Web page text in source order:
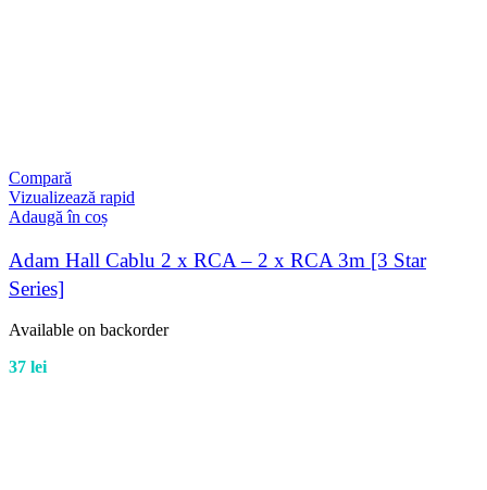
Compară
Vizualizează rapid
Adaugă în coș
Adam Hall Cablu 2 x RCA – 2 x RCA 3m [3 Star
Series]
Available on backorder
37 lei